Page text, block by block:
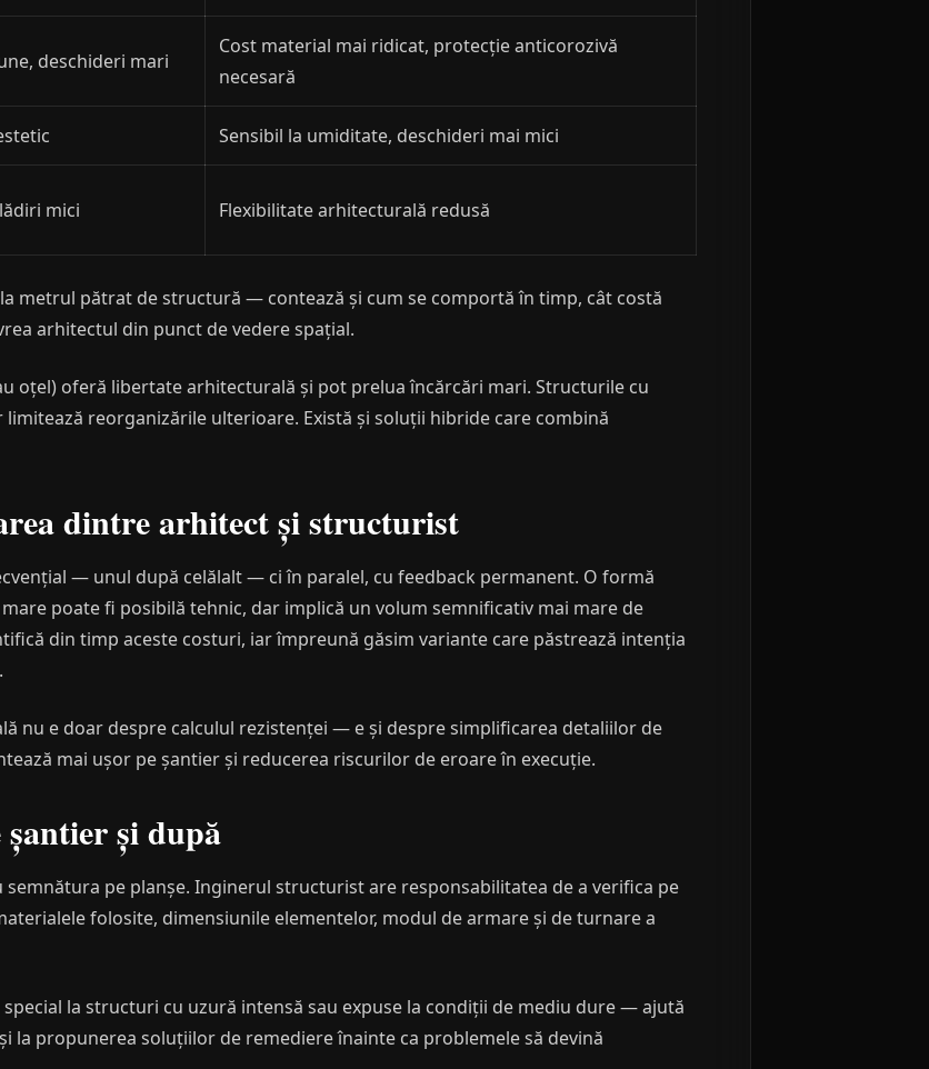
deschideri mari
Cost material mai ridicat, protecție anticorozivă
necesară
Sensibil la umiditate, deschideri mai mici
mici Flexibilitate arhitecturală redusă
metrul pătrat de structură — contează și cum se comportă în timp, cât costă
arhitectul din punct de vedere spațial.
oțel) oferă libertate arhitecturală și pot prelua încărcări mari. Structurile cu
reorganizările ulterioare. Există și soluții hibride care combină
dintre arhitect și structurist
— unul după celălalt — ci în paralel, cu feedback permanent. O formă
poate fi posibilă tehnic, dar implică un volum semnificativ mai mare de
din timp aceste costuri, iar împreună găsim variante care păstrează intenția
nu e doar despre calculul rezistenței — e și despre simplificarea detaliilor de
mai ușor pe șantier și reducerea riscurilor de eroare în execuție.
și după
pe planșe. Inginerul structurist are responsabilitatea de a verifica pe
folosite, dimensiunile elementelor, modul de armare și de turnare a
la structuri cu uzură intensă sau expuse la condiții de mediu dure — ajută
la propunerea soluțiilor de remediere înainte ca problemele să devină